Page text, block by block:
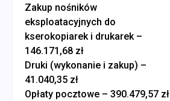
Zakup nośników
eksploatacyjnych do
kserokopiarek i drukarek –
146.171,68 zł
Druki (wykonanie i zakup) –
41.040,35 zł
Opłaty pocztowe – 390.479,57 zł